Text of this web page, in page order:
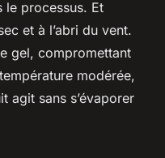
le processus. Et
et à l’abri du vent.
gel, compromettant
modérée,
agit sans s’évaporer